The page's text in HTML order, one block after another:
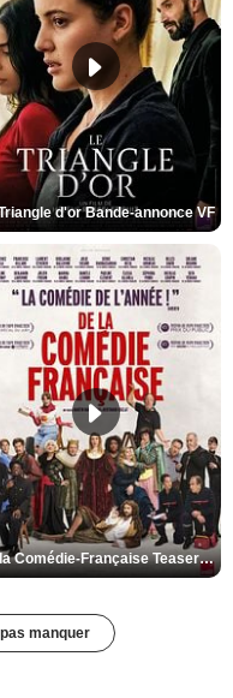
d'or Bande-annonce VF
De la Comédie-Française Teaser VF
manquer